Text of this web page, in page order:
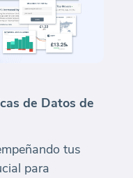
de Datos de
tus
para